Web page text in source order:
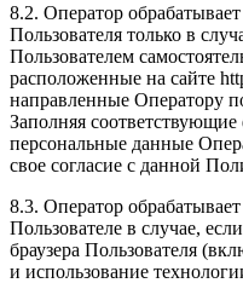
8.2. Оператор
Пользователя только в
Пользователем
расположенные на сайте
направленные Оператору
Заполняя
персональные данные
свое согласие с данной
8.3. Оператор
Пользователе в случае,
браузера Пользователя
и использование